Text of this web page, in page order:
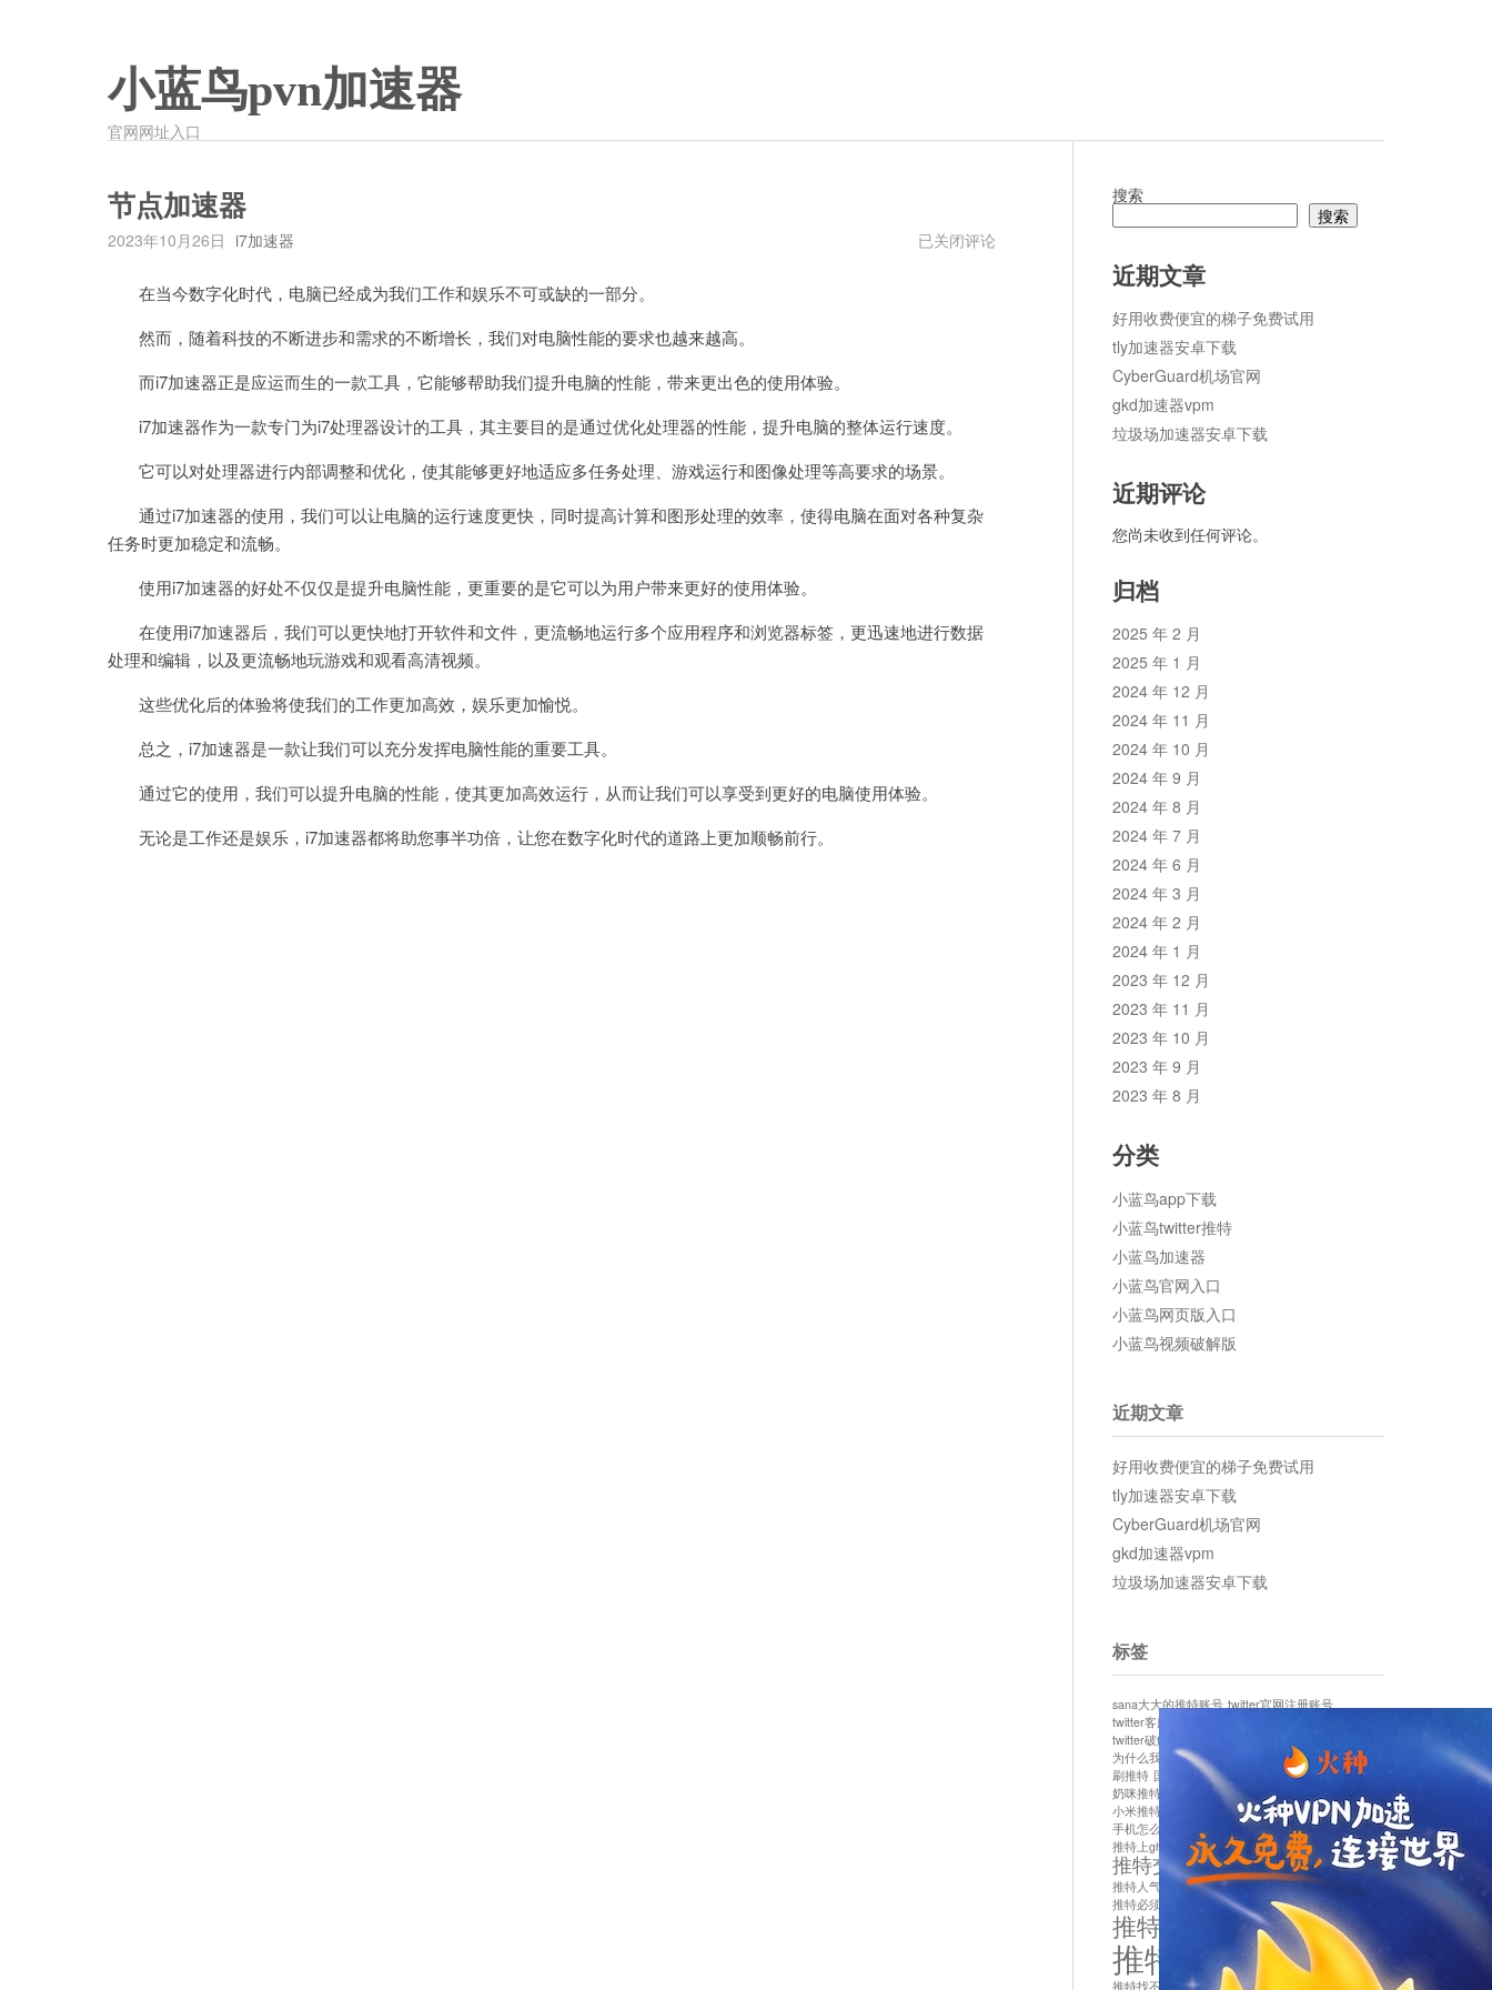
小蓝鸟pvn加速器
官网网址入口
节点加速器
2023年10月26日 i7加速器
节
已关闭评论
在当今数字化时代，电脑已经成为我们工作和娱乐不可或缺的一部分。
然而，随着科技的不断进步和需求的不断增长，我们对电脑性能的要求也越来越高。
而i7加速器正是应运而生的一款工具，它能够帮助我们提升电脑的性能，带来更出色的使用体验。
i7加速器作为一款专门为i7处理器设计的工具，其主要目的是通过优化处理器的性能，提升电脑的整体运行速度。
它可以对处理器进行内部调整和优化，使其能够更好地适应多任务处理、游戏运行和图像处理等高要求的场景。
通过i7加速器的使用，我们可以让电脑的运行速度更快，同时提高计算和图形处理的效率，使得电脑在面对各种复杂
任务时更加稳定和流畅。
使用i7加速器的好处不仅仅是提升电脑性能，更重要的是它可以为用户带来更好的使用体验。
在使用i7加速器后，我们可以更快地打开软件和文件，更流畅地运行多个应用程序和浏览器标签，更迅速地进行数据
处理和编辑，以及更流畅地玩游戏和观看高清视频。
这些优化后的体验将使我们的工作更加高效，娱乐更加愉悦。
总之，i7加速器是一款让我们可以充分发挥电脑性能的重要工具。
通过它的使用，我们可以提升电脑的性能，使其更加高效运行，从而让我们可以享受到更好的电脑使用体验。
无论是工作还是娱乐，i7加速器都将助您事半功倍，让您在数字化时代的道路上更加顺畅前行。
搜索
搜索
近期文章
好用收费便宜的梯子免费试用
tly加速器安卓下载
CyberGuard机场官网
gkd加速器vpm
垃圾场加速器安卓下载
近期评论
您尚未收到任何评论。
归档
2025 年 2 月
2025 年 1 月
2024 年 12 月
2024 年 11 月
2024 年 10 月
2024 年 9 月
2024 年 8 月
2024 年 7 月
2024 年 6 月
2024 年 3 月
2024 年 2 月
2024 年 1 月
2023 年 12 月
2023 年 11 月
2023 年 10 月
2023 年 9 月
2023 年 8 月
分类
小蓝鸟app下载
小蓝鸟twitter推特
小蓝鸟加速器
小蓝鸟官网入口
小蓝鸟网页版入口
小蓝鸟视频破解版
近期文章
好用收费便宜的梯子免费试用
tly加速器安卓下载
CyberGuard机场官网
gkd加速器vpm
垃圾场加速器安卓下载
标签
sana大大的推特账号 twitter官网注册账号
twitter客服
twitter破解版下载
为什么我推特无法保存设置
作者sana推特是什么
刷推特 国内为什么不能用twitter 国内能用twitter吗
奶咪推特
如何找回推特密码
小米推特闪退是怎么回事 怎么看推特上的视频
手机怎么注册推特账号
推特devil
推特上ghs的女博主
推特交友软件app下载
推特人气萌货小蔡头喵喵喵 推特实名制
推特必须用外网吗
推特怎么取消关联手机号
推特怎么看敏感内容苹果
推特找不到账号 推特注册必须要手机号